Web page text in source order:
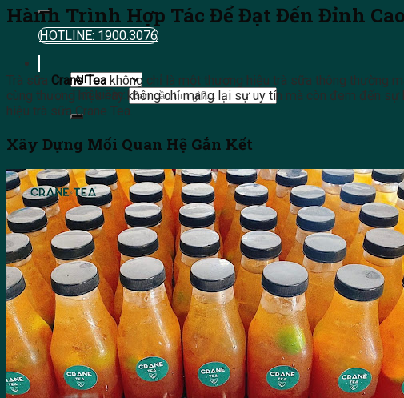
HOTLINE: 1900.3076
Tìm kiếm:
Hành Trình Hợp Tác Để Đạt Đến Đỉnh
Trà sữa Crane Tea không chỉ là một thương hiệu trà sữa thông thường
cùng thương hiệu này không chỉ mang lại sự uy tín mà còn đem đến
hiệu trà sữa Crane Tea.
Xây Dựng Mối Quan Hệ Gắn Kết